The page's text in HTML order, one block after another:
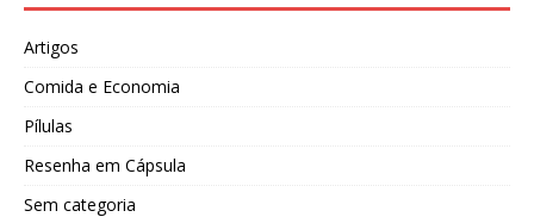
Artigos
Comida e Economia
Pílulas
Resenha em Cápsula
Sem categoria